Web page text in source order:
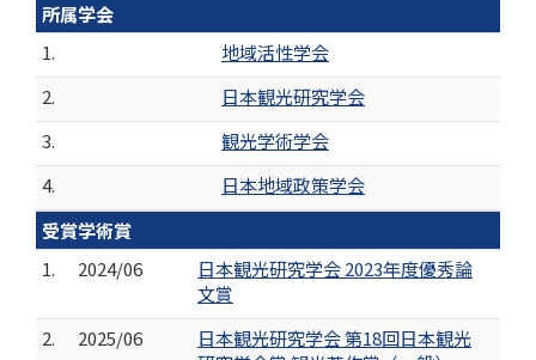
所属学会
1.
地域活性学会
2.
日本観光研究学会
3.
観光学術学会
4.
日本地域政策学会
受賞学術賞
1.
2024/06
日本観光研究学会 2023年度優秀論
文賞
2.
2025/06
日本観光研究学会 第18回日本観光